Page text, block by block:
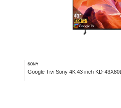
SONY
Google Tivi Sony 4K 43 inch KD-43X80L